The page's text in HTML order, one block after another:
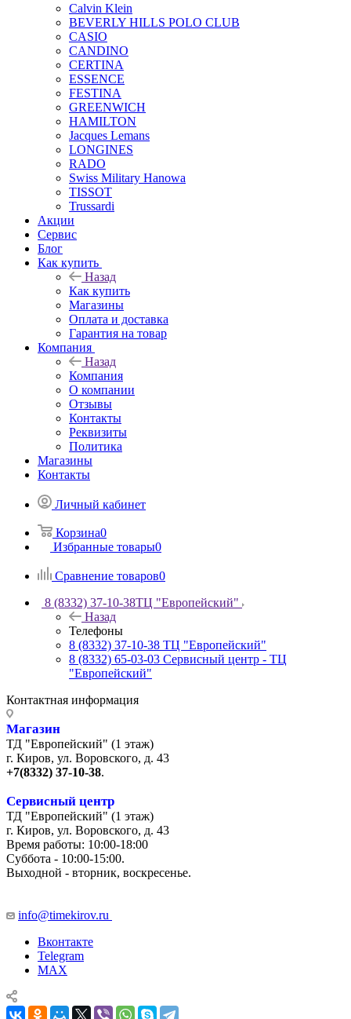
Calvin Klein
BEVERLY HILLS POLO CLUB
CASIO
CANDINO
CERTINA
ESSENCE
FESTINA
GREENWICH
HAMILTON
Jacques Lemans
LONGINES
RADO
Swiss Military Hanowa
TISSOT
Trussardi
Акции
Сервис
Блог
Как купить
Назад
Как купить
Магазины
Оплата и доставка
Гарантия на товар
Компания
Назад
Компания
О компании
Отзывы
Контакты
Реквизиты
Политика
Магазины
Контакты
Личный кабинет
Корзина0
Избранные товары0
Сравнение товаров0
8 (8332) 37-10-38ТЦ "Европейский"
Назад
Телефоны
8 (8332) 37-10-38 ТЦ "Европейский"
8 (8332) 65-03-03 Сервисный центр - ТЦ
"Европейский"
Контактная информация
Магазин
ТД "Европейский" (1 этаж)
г. Киров, ул. Воровского, д. 43
+7(8332) 37-10-38.
Сервисный центр
ТД "Европейский" (1 этаж)
г. Киров, ул. Воровского, д. 43
Время работы: 10:00-18:00
Суббота - 10:00-15:00.
Выходной - вторник, воскресенье.
info@timekirov.ru
Вконтакте
Telegram
MAX